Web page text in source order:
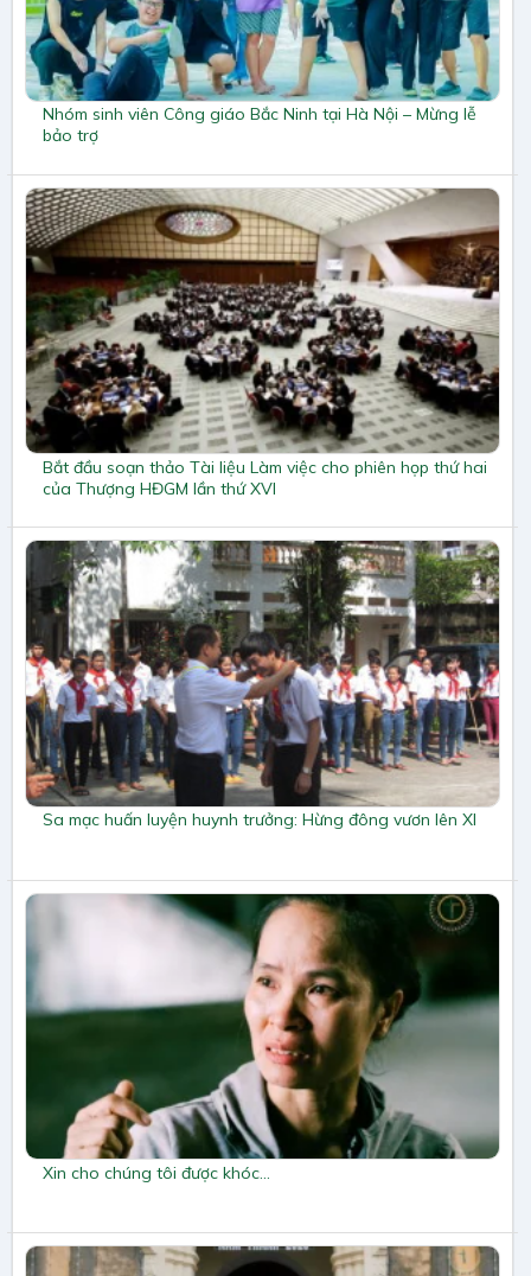
Nhóm sinh viên Công giáo Bắc Ninh tại Hà Nội – Mừng lễ
bảo trợ
Bắt đầu soạn thảo Tài liệu Làm việc cho phiên họp thứ hai
của Thượng HĐGM lần thứ XVI
Sa mạc huấn luyện huynh trưởng: Hừng đông vươn lên XI
Xin cho chúng tôi được khóc…